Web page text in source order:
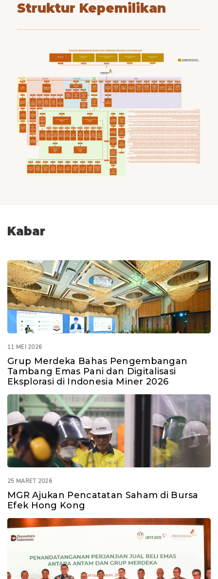
Struktur Kepemilikan
Kabar
11 MEI 2026
Grup Merdeka Bahas Pengembangan
Tambang Emas Pani dan Digitalisasi
Eksplorasi di Indonesia Miner 2026
25 MARET 2026
MGR Ajukan Pencatatan Saham di Bursa
Efek Hong Kong